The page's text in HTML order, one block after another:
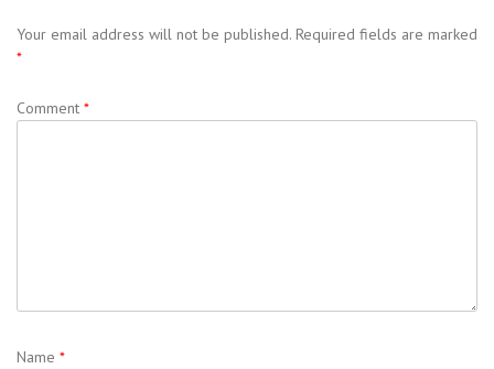
Your email address will not be published. Required fields are marked
*
Comment *
Name *